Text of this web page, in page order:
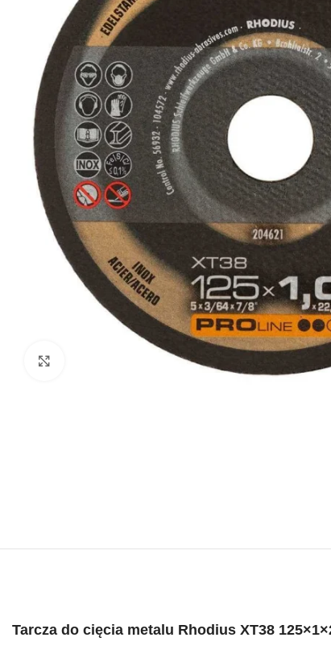
Tarcza do cięcia metalu Rhodius XT38